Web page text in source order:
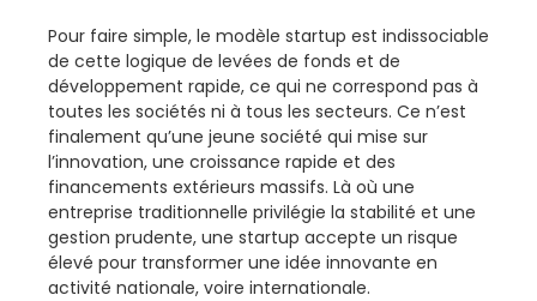
Pour faire simple, le modèle startup est indissociable
de cette logique de levées de fonds et de
développement rapide, ce qui ne correspond pas à
toutes les sociétés ni à tous les secteurs. Ce n’est
finalement qu’une jeune société qui mise sur
l’innovation, une croissance rapide et des
financements extérieurs massifs. Là où une
entreprise traditionnelle privilégie la stabilité et une
gestion prudente, une startup accepte un risque
élevé pour transformer une idée innovante en
activité nationale, voire internationale.